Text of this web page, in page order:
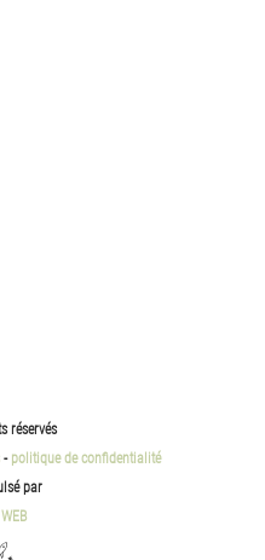
réservés
- politique de confidentialité
par
WEB